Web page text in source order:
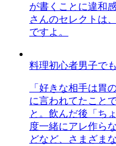
が書くことに違和
さんのセレクトは
ですよ。
料理初心者男子で
「好きな相手は胃
に言われてたこと
と。飲んだ後「ち
度一緒にアレ作ら
どなど、さまざま